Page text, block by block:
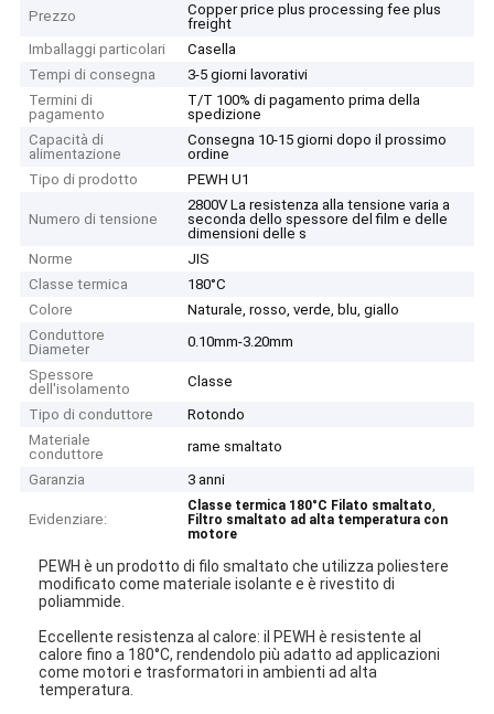
Prezzo
Copper price plus processing fee plus
freight
Imballaggi particolari
Casella
Tempi di consegna
3-5 giorni lavorativi
Termini di
pagamento
T/T 100% di pagamento prima della
spedizione
Capacità di
alimentazione
Consegna 10-15 giorni dopo il prossimo
ordine
Tipo di prodotto
PEWH U1
Numero di tensione
2800V La resistenza alla tensione varia a
seconda dello spessore del film e delle
dimensioni delle s
Norme
JIS
Classe termica
180°C
Colore
Naturale, rosso, verde, blu, giallo
Conduttore
Diameter
0.10mm-3.20mm
Spessore
dell'isolamento
Classe
Tipo di conduttore
Rotondo
Materiale
conduttore
rame smaltato
Garanzia
3 anni
Evidenziare:
Classe termica 180°C Filato smaltato,
Filtro smaltato ad alta temperatura con
motore
PEWH è un prodotto di filo smaltato che utilizza poliestere
modificato come materiale isolante e è rivestito di
poliammide.
Eccellente resistenza al calore: il PEWH è resistente al
calore fino a 180°C, rendendolo più adatto ad applicazioni
come motori e trasformatori in ambienti ad alta
temperatura.